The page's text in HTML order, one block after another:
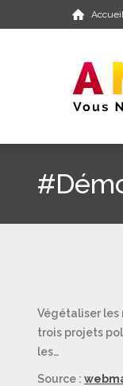
Accueil
Végétaliser les
trois projets
les…
Source :